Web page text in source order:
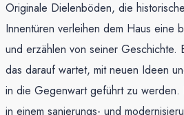
Originale Dielenböden, die
Innentüren verleihen dem Haus eine
und erzählen von seiner Geschichte.
das darauf wartet, mit neuen Ideen
in die Gegenwart geführt zu
in einem sanierungs- und